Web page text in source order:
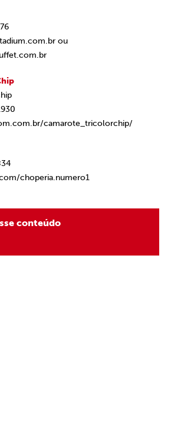
ou
camarote_tricolorchip/
choperia.numero1
conteúdo